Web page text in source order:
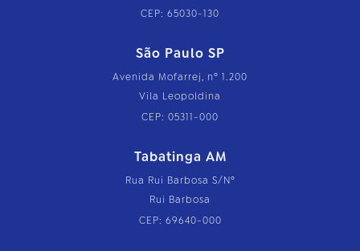
CEP: 65030-130
São Paulo SP
Avenida Mofarrej, nº 1.200
Vila Leopoldina
CEP: 05311-000
Tabatinga AM
Rua Rui Barbosa S/Nº
Rui Barbosa
CEP: 69640-000